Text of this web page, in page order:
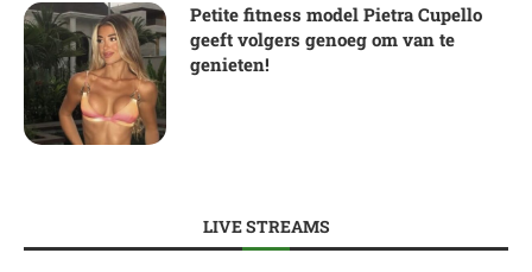
Petite fitness model Pietra Cupello
geeft volgers genoeg om van te
genieten!
LIVE STREAMS